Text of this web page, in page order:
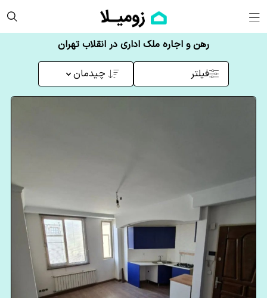
رهن و اجاره ملک اداری در انقلاب تهران
فیلتر چیدمان